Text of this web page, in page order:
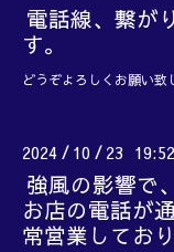
電話線、繋が
す。
どうぞよろしくお願い致
2024 / 10 / 23 19:52
強風の影響で
お店の電話が
常営業しており